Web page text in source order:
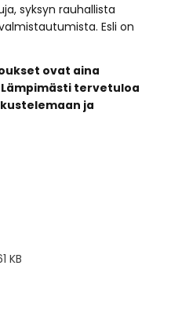
syksyn rauhallista
Esli on
ovat aina
tervetuloa
ja
KB